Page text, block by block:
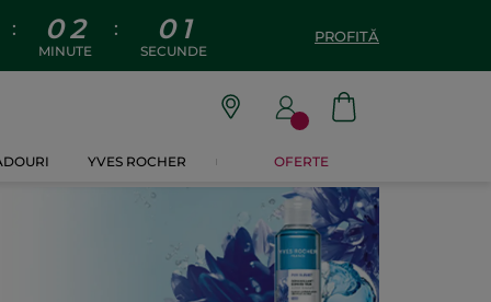
: 0 2
MINUTE
: 00
SECUNDE
PROFITĂ
YVES ROCHER OFERTE